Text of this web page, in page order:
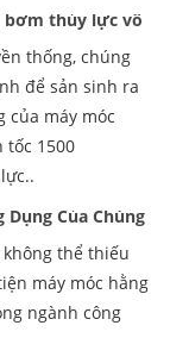
bơm thủy lực vô
thống, chúng
để sản sinh ra
của máy móc
tốc 1500
Dụng Của Chúng
thể thiếu
máy móc hằng
ngành công